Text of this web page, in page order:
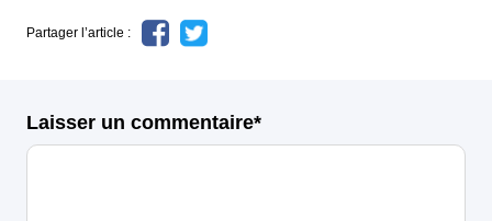
Partager l’article :
Laisser un commentaire*